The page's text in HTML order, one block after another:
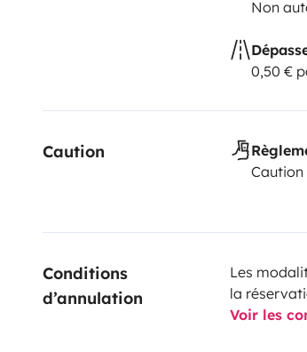
Non
0,50 €
Caution
Caution
Conditions
d’annulation
Les
la
Voir les